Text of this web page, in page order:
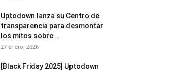
Uptodown lanza su Centro de
transparencia para desmontar
los mitos sobre...
27 enero, 2026
[Black Friday 2025] Uptodown